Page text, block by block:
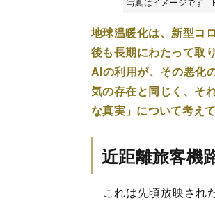
地球温暖化は、新型コ
後も長期にわたって取
AIの利用が、その悪化
気の存在と同じく、そ
な真実」について考え
近距離旅客機
これは先頃放映され